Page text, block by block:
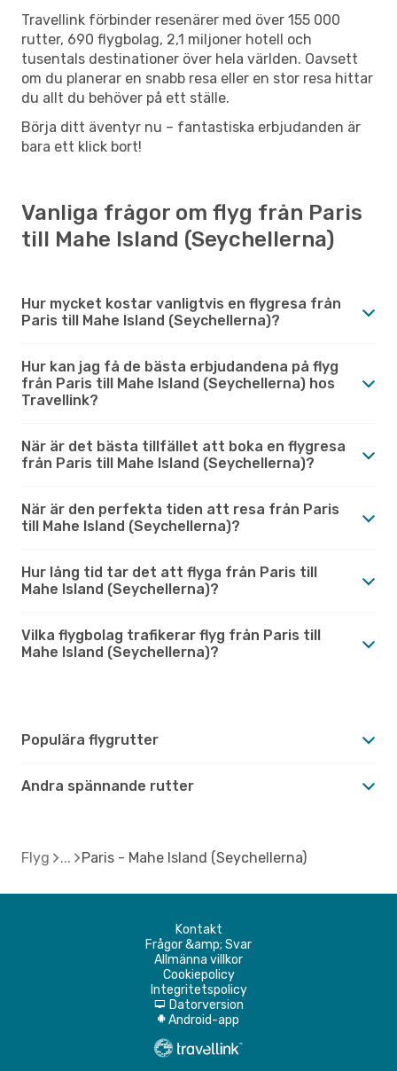
Travellink förbinder resenärer med över 155 000
rutter, 690 flygbolag, 2,1 miljoner hotell och
tusentals destinationer över hela världen. Oavsett
om du planerar en snabb resa eller en stor resa hittar
du allt du behöver på ett ställe.
Börja ditt äventyr nu – fantastiska erbjudanden är
bara ett klick bort!
Vanliga frågor om flyg från Paris
till Mahe Island (Seychellerna)
Hur mycket kostar vanligtvis en flygresa från
Paris till Mahe Island (Seychellerna)?
Hur kan jag få de bästa erbjudandena på flyg
från Paris till Mahe Island (Seychellerna) hos
Travellink?
När är det bästa tillfället att boka en flygresa
från Paris till Mahe Island (Seychellerna)?
När är den perfekta tiden att resa från Paris
till Mahe Island (Seychellerna)?
Hur lång tid tar det att flyga från Paris till
Mahe Island (Seychellerna)?
Vilka flygbolag trafikerar flyg från Paris till
Mahe Island (Seychellerna)?
Populära flygrutter
Andra spännande rutter
Flyg Paris - Mahe Island (Seychellerna)
Kontakt
Frågor &amp; Svar
Allmänna villkor
Cookiepolicy
Integritetspolicy
d Datorversion
A Android-app